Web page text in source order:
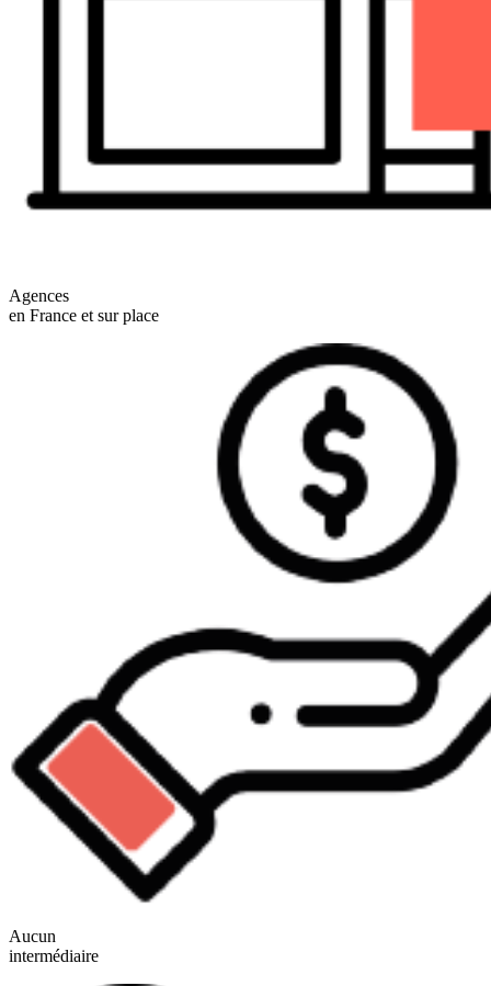
Agences
en France et sur place
Aucun
intermédiaire